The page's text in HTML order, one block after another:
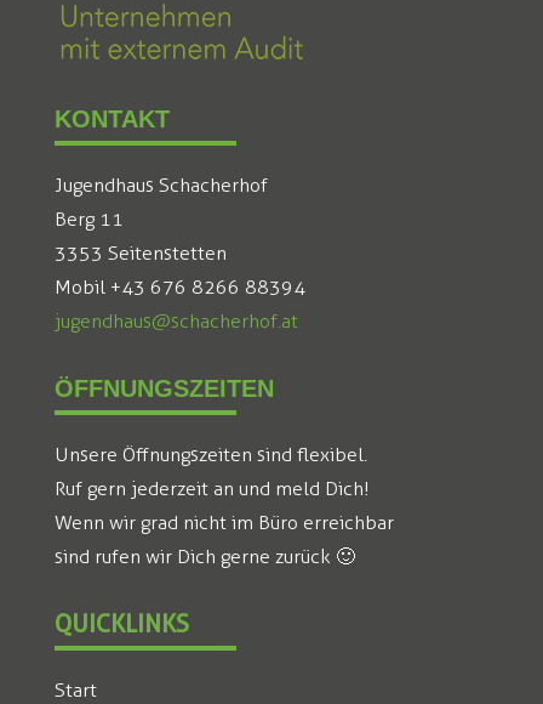
KONTAKT
Jugendhaus Schacherhof
Berg 11
3353 Seitenstetten
Mobil +43 676 8266 88394
jugendhaus@schacherhof.at
ÖFFNUNGSZEITEN
Unsere Öffnungszeiten sind flexibel.
Ruf gern jederzeit an und meld Dich!
Wenn wir grad nicht im Büro erreichbar
sind rufen wir Dich gerne zurück 🙂
QUICKLINKS
Start